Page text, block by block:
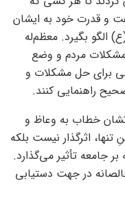
و قدرت خود به ایشان
الگو بگیرد. معظم‌له
مشکلات مردم و وضع
برای حل مشکلات و
راهنمایی کنند.
خطاب به وعاظ و
اثرگذار نیست بلکه
جامعه تأثیر می‌گذارد.
در جهت دستیابی